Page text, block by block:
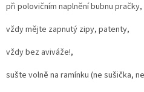
při polovičním naplnění bubnu pračky,
vždy mějte zapnutý zipy, patenty,
vždy bez aviváže!,
sušte volně na ramínku (ne sušička,